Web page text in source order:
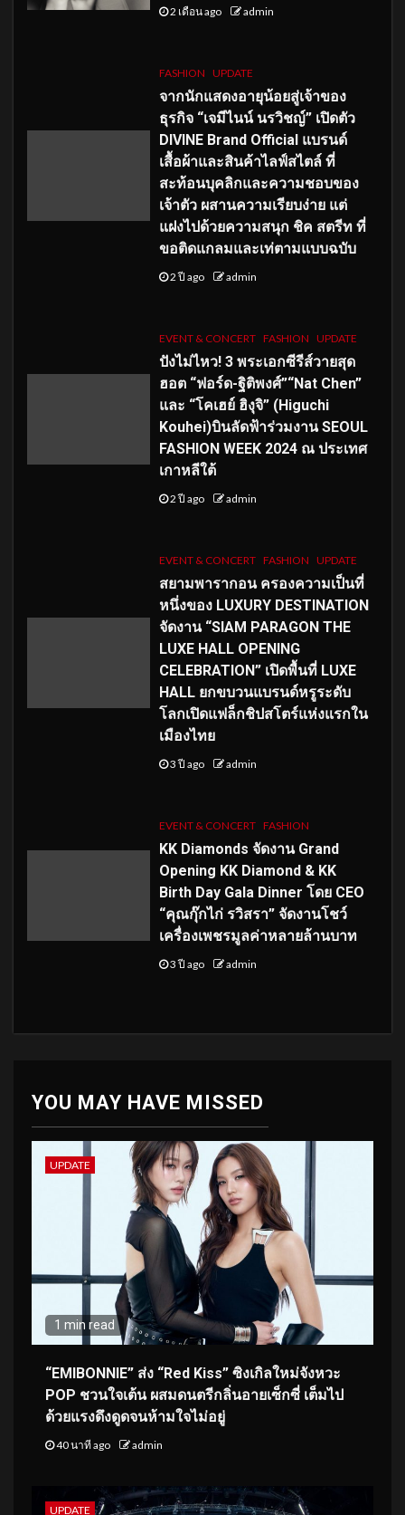
2 เดือน ago admin
FASHION UPDATE
จากนักแสดงอายุน้อยสู่เจ้าของ
ธุรกิจ “เจมีไนน์ นรวิชญ์” เปิดตัว
DIVINE Brand Official แบรนด์
เสื้อผ้าและสินค้าไลฟ์สไตล์ ที่
สะท้อนบุคลิกและความชอบของ
เจ้าตัว ผสานความเรียบง่าย แต่
แฝงไปด้วยความสนุก ชิค สตรีท ที่
ขอติดแกลมและเท่ตามแบบฉบับ
2 ปี ago admin
EVENT & CONCERT FASHION UPDATE
ปังไม่ไหว! 3 พระเอกซีรีส์วายสุด
ฮอต “ฟอร์ด-ฐิติพงศ์”“Nat Chen”
และ “โคเฮย์ ฮิงุจิ” (Higuchi
Kouhei)บินลัดฟ้าร่วมงาน SEOUL
FASHION WEEK 2024 ณ ประเทศ
เกาหลีใต้
2 ปี ago admin
EVENT & CONCERT FASHION UPDATE
สยามพารากอน ครองความเป็นที่
หนึ่งของ LUXURY DESTINATION
จัดงาน “SIAM PARAGON THE
LUXE HALL OPENING
CELEBRATION” เปิดพื้นที่ LUXE
HALL ยกขบวนแบรนด์หรูระดับ
โลกเปิดแฟล็กชิปสโตร์แห่งแรกใน
เมืองไทย
3 ปี ago admin
EVENT & CONCERT FASHION
KK Diamonds จัดงาน Grand
Opening KK Diamond & KK
Birth Day Gala Dinner โดย CEO
“คุณกุ๊กไก่ รวิสรา” จัดงานโชว์
เครื่องเพชรมูลค่าหลายล้านบาท
3 ปี ago admin
YOU MAY HAVE MISSED
UPDATE
1 min read
“EMIBONNIE” ส่ง “Red Kiss” ซิงเกิลใหม่จังหวะ
POP ชวนใจเต้น ผสมดนตรีกลิ่นอายเซ็กซี่ เต็มไป
ด้วยแรงดึงดูดจนห้ามใจไม่อยู่
40 นาที ago admin
UPDATE